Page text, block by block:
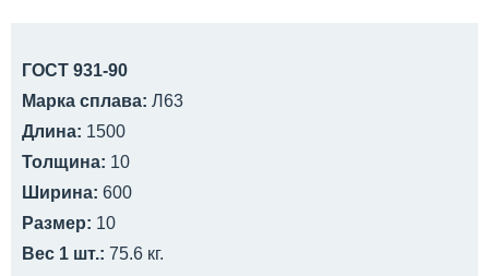
ГОСТ 931-90
Марка сплава: Л63
Длина: 1500
Толщина: 10
Ширина: 600
Размер: 10
Вес 1 шт.: 75.6 кг.